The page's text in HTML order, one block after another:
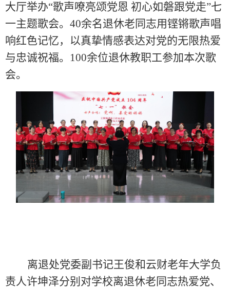
大厅举办“歌声嘹亮颂党恩 初心如磐跟党走”七
一主题歌会。 40余名退休老同志用铿锵歌声唱
响红色记忆，以真挚情感表达对党的无限热爱
与忠诚祝福。100余位退休教职工参加本次歌
会。
离退处党委副书记王俊和云财老年大学负
责人许坤泽分别对学校离退休老同志热爱党、